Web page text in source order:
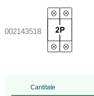
002143518
Cantitate